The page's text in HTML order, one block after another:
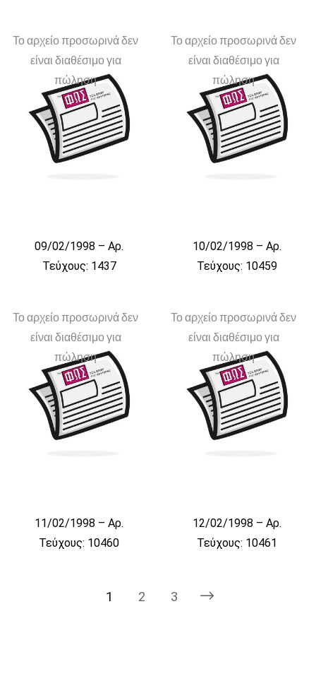
Το αρχείο προσωρινά δεν
είναι διαθέσιμο για
πώληση
09/02/1998 – Αρ.
Τεύχους: 1437
Το αρχείο προσωρινά δεν
είναι διαθέσιμο για
πώληση
10/02/1998 – Αρ.
Τεύχους: 10459
Το αρχείο προσωρινά δεν
είναι διαθέσιμο για
πώληση
11/02/1998 – Αρ.
Τεύχους: 10460
Το αρχείο προσωρινά δεν
είναι διαθέσιμο για
πώληση
12/02/1998 – Αρ.
Τεύχους: 10461
1 2 3